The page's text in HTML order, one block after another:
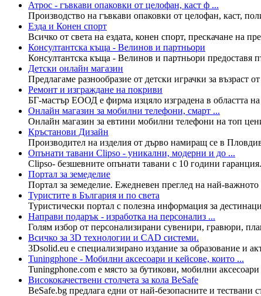
Атрос - гъвкави опаковки от целофан, каст ф ...
Производство на гъвкави опаковки от целофан, каст,
Езда и Конен спорт
Всичко от света на ездата, конен спорт, прескачане на
Консултантска къща - Велинов и партньори
Консултантска къща - Велинов и партньори предоставя
Детски онлайн магазин
Предлагаме разнообразие от детски играчки за възраст
Ремонт и изграждане на покриви
БГ-мастър ЕООД е фирма изцяло изградена в областта
Онлайн магазин за мобилни телефони, смарт ...
Онлайн магазин за евтини мобилни телефони на топ
Кръстанови Дизайн
Производител на изделия от дърво намиращ се в
Опънати тавани Clipso - уникални, модерни и до ...
Clipso- безшевните опънати тавани с 10 години
Портал за земеделие
Портал за земеделие. Ежедневен преглед на най-
Туристите в България и по света
Туристически портал с полезна информация за
Направи подарък - изработка на персонализ ...
Голям избор от персонализирани сувенири, гравюри,
Всичко за 3D технологии и CAD системи.
3Dsolid.eu е специализирано издание за образование и
Tuningphone - Мобилни аксесоари и кейсове, които ...
Tuningphone.com е място за бутикови, мобилни
Висококачествени столчета за кола BeSafe
BeSafe.bg предлага едни от най-безопасните и тествани